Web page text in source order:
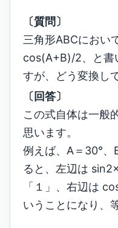
〔質問〕
三角形ABCにおい
cos(A+B)/2、と書
すが、どう変換し
〔回答〕
この式自体は一般
思います。
例えば、A＝30°、
ると、左辺は
「１」、右辺は
いうことになり、